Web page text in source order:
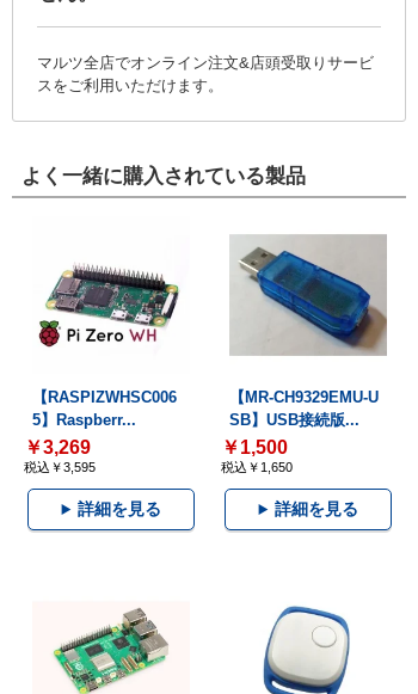
マルツ全店でオンライン注文&店頭受取りサービ
スをご利用いただけます。
よく一緒に購入されている製品
【RASPIZWHSC006
5】Raspberr...
￥3,269
税込￥3,595
詳細を見る
【MR-CH9329EMU-U
SB】USB接続版...
￥1,500
税込￥1,650
詳細を見る